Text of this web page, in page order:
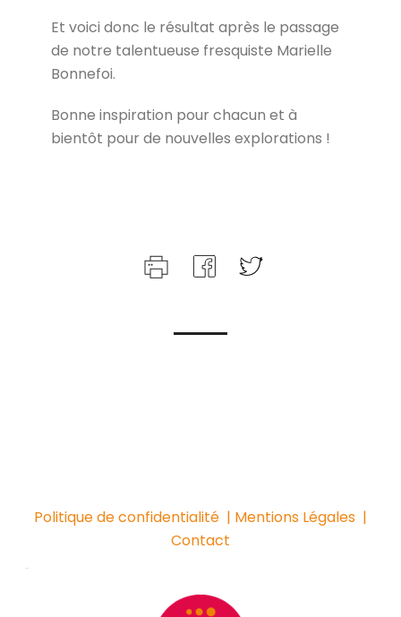
Et voici donc le résultat après le passage
de notre talentueuse fresquiste Marielle
Bonnefoi.
Bonne inspiration pour chacun et à
bientôt pour de nouvelles explorations !
Politique de confidentialité | Mentions Légales |
Contact